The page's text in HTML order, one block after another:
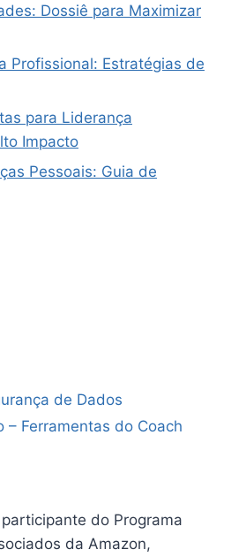
Dossiê para Maximizar
Profissional: Estratégias de
para Liderança
Impacto
Pessoais: Guia de
de Dados
– Ferramentas do Coach
do Programa
da Amazon,